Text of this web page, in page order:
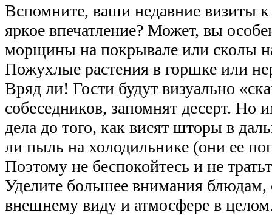
Вспомните, ваши недавние визиты
яркое впечатление? Может, вы
морщины на покрывале или сколы
Пожухлые растения в горшке или
Вряд ли! Гости будут визуально
собеседников, запомнят десерт. Но
дела до того, как висят шторы в
ли пыль на холодильнике (они ее
Поэтому не беспокойтесь и не
Уделите большее внимания блюдам,
внешнему виду и атмосфере в